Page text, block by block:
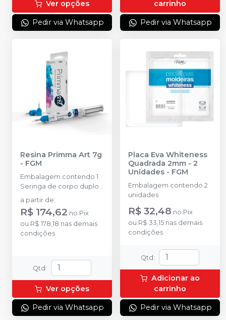
Ver opções
Pedir via Whatsapp
carrinho
Pedir via Whatsapp
Resina Primma Art 7g
- FGM
Embalagem contendo 1
Seringa de corpo duplo
com 7g + 5 ponteiras de
automistura.
a partir de:
R$ 174,62 no Pix
ou R$ 178,18 nas demais
condições
Qtd:
Ver opções
Pedir via Whatsapp
Placa Eva Whiteness
Quadrada 2mm - 2
Unidades - FGM
Embalagem contendo 2
unidades
R$ 32,48 no Pix
ou R$ 33,15 nas demais
condições
Qtd:
Adicionar ao
carrinho
Pedir via Whatsapp